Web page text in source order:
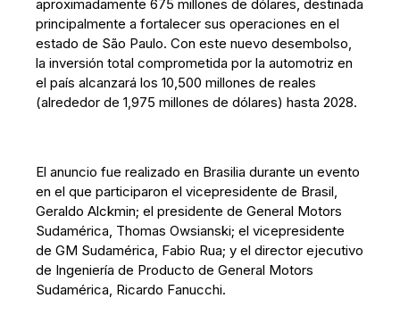
aproximadamente 675 millones de dólares, destinada
principalmente a fortalecer sus operaciones en el
estado de São Paulo. Con este nuevo desembolso,
la inversión total comprometida por la automotriz en
el país alcanzará los 10,500 millones de reales
(alrededor de 1,975 millones de dólares) hasta 2028.
El anuncio fue realizado en Brasilia durante un evento
en el que participaron el vicepresidente de Brasil,
Geraldo Alckmin; el presidente de General Motors
Sudamérica, Thomas Owsianski; el vicepresidente
de GM Sudamérica, Fabio Rua; y el director ejecutivo
de Ingeniería de Producto de General Motors
Sudamérica, Ricardo Fanucchi.